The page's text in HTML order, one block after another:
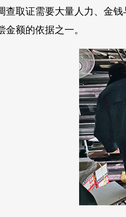
查取证需要大量人力、金
额的依据之一。